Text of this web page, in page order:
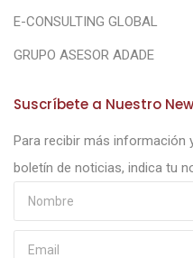
E-CONSULTING GLOBAL
GRUPO ASESOR ADADE
Suscríbete a Nuestro
Para recibir más información
boletín de noticias, indica tu